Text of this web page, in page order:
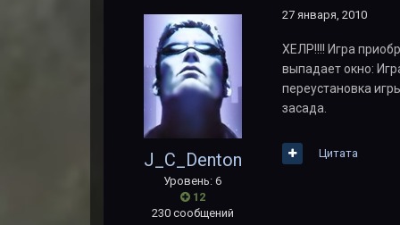
J_C_Denton
Уровень: 6
12
230 сообщений
27 января, 2010
ХЕЛР!!!! Игра
выпадает окно:
переустановка
засада.
Цитата